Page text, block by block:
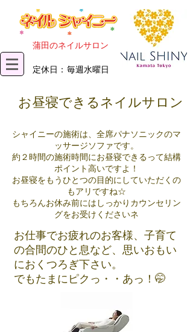
​蒲田のネイルサロン
​定休日：毎週水曜日
お昼寝できるネイルサロン
シャイニーの施術は、全席パナソニックのマ
ッサージソファです。
約２時間の施術時間にお昼寝できるって結構
ポイント高いですよ！
お昼寝をもうひとつの目的にしていただくの
もアリですね☆
もちろんお休み前にはしっかりカウンセリン
グをお受けくださいネ
お仕事でお疲れのお客様、子育て
の合間のひと息など、思いおもい
におくつろぎ下さい。
​でもたまにピクっ・・あっ！🤭